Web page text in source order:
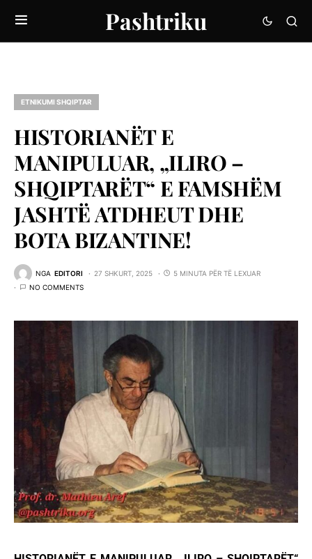
Pashtriku
ETNIKUMI SHQIPTAR
HISTORIANЁT E
MANIPULUAR, „ILIRO –
SHQIPTARЁT“ E FAMSHЁM
JASHTЁ ATDHEUT DHE
BOTA BIZANTINE!
NGA EDITORI 27 SHKURT, 2025
5 MINUTA PËR TË LEXUAR
NO COMMENTS